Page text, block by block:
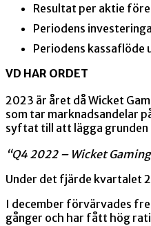
Resultat per aktie
Periodens
Periodens kassaflöde
VD HAR ORDET
2023 är året då Wicket
som tar marknadsandelar
syftat till att lägga
“Q4 2022 – Wicket
Under det fjärde kvartalet
I december förvärvades
gånger och har fått hög